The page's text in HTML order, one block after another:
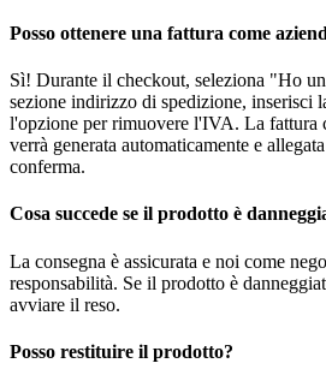
Posso ottenere una fattura come
Sì! Durante il checkout, seleziona "Ho
sezione indirizzo di spedizione, inserisci
l'opzione per rimuovere l'IVA. La fattura
verrà generata automaticamente e
conferma.
Cosa succede se il prodotto è
La consegna è assicurata e noi come
responsabilità. Se il prodotto è
avviare il reso.
Posso restituire il prodotto?